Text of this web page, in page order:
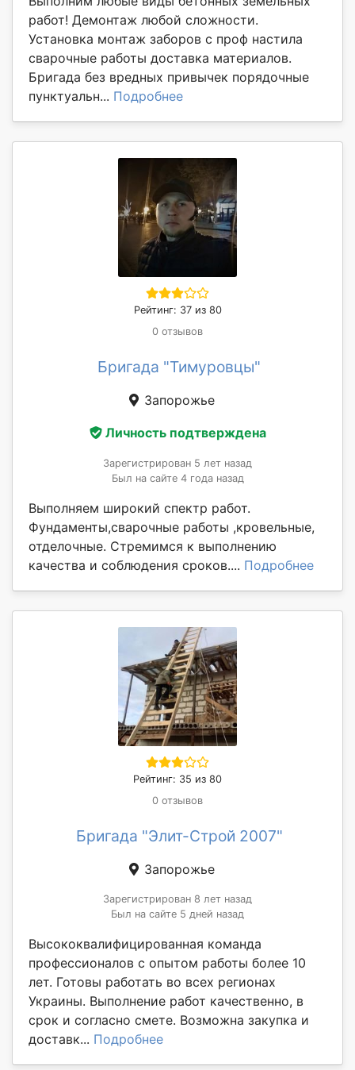
работ! Демонтаж любой сложности.
Установка монтаж заборов с проф настила
сварочные работы доставка материалов.
Бригада без вредных привычек порядочные
пунктуальн... Подробнее
Рейтинг: 37 из 80
0 отзывов
Бригада "Тимуровцы"
Запорожье
Личность подтверждена
Зарегистрирован 5 лет назад
Был на сайте 4 года назад
Выполняем широкий спектр работ.
Фундаменты,сварочные работы ,кровельные,
отделочные. Стремимся к выполнению
качества и соблюдения сроков.... Подробнее
Рейтинг: 35 из 80
0 отзывов
Бригада "Элит-Строй 2007"
Запорожье
Зарегистрирован 8 лет назад
Был на сайте 5 дней назад
Высококвалифицированная команда
профессионалов с опытом работы более 10
лет. Готовы работать во всех регионах
Украины. Выполнение работ качественно, в
срок и согласно смете. Возможна закупка и
доставк... Подробнее